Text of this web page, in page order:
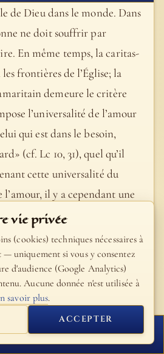
de Dieu dans le monde. Dans
ne doit souffrir par
En même temps, la caritas-
les frontières de l’Église; la
demeure le critère
l’universalité de l’amour
qui est dans le besoin,
(cf. Lc 10, 31), quel qu’il
cette universalité du
il y a cependant une
ecclésiale – celle qui
dans l’Église elle-même en
membre ne doit souffrir
besoin. Les mots de l’Épître
ce sens: «Puisque nous
travaillons au bien de tous,
famille des croyants» (6,10).
PROCHAIN VERSET
vie privée
(cookies) techniques nécessaires à
uniquement si vous y consentez
d'audience (Google Analytics)
Aucune donnée n'est utilisée à
savoir plus.
ACCEPTER